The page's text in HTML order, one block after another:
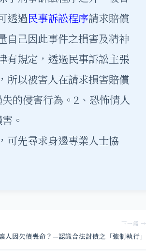
透過民事訴訟程序請求賠償
自己因此事件之損害及精神
有規定，透過民事訴訟主張
所以被害人在請求損害賠償
的侵害行為。2、恐怖情人
。
可先尋求身邊專業人士協
下一篇 →
人因欠債喪命？—認識合法討債之「強制執行」